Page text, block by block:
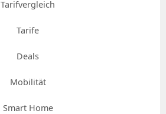
Tarifvergleich
Tarife
Deals
Mobilität
Smart Home